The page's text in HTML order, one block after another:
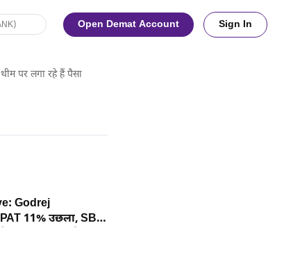
Open Demat Account Sign In
पर लगा रहे हैं पैसा
Godrej
11% उछला, SBI
कई कंपनियों के